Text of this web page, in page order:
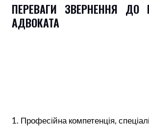
ПЕРЕВАГИ ЗВЕРНЕННЯ ДО
АДВОКАТА
1. Професійна компетенція,